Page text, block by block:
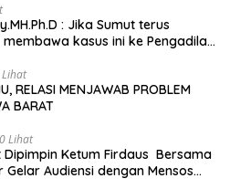
: Jika Sumut terus
kasus ini ke Pengadilan
RELASI MENJAWAB PROBLEM
BARAT
Lihat
Dipimpin Ketum Firdaus Bersama
Gelar Audiensi dengan Mensos